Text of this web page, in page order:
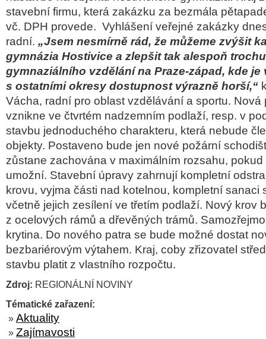
stavební firmu, která zakázku za bezmála
vč. DPH provede. Vyhlášení veřejné zakázky
radní. „Jsem nesmírně rád, že můžeme zvýšit
gymnázia Hostivice a zlepšit tak alespoň
gymnaziálního vzdělání na Praze-západ, kde je
s ostatními okresy dostupnost výrazně horší,“
Vácha, radní pro oblast vzdělávání a sportu. Nová
vznikne ve čtvrtém nadzemním podlaží, resp. v
stavbu jednoduchého charakteru, která nebude
objekty. Postaveno bude jen nové požární
zůstane zachována v maximálním rozsahu,
umožní. Stavební úpravy zahrnují kompletní
krovu, vyjma části nad kotelnou, kompletní sanaci
včetně jejich zesílení ve třetím podlaží. Nový krov
z ocelových rámů a dřevěných trámů.
krytina. Do nového patra se bude možné dostat
bezbariérovým výtahem. Kraj, coby zřizovatel
stavbu platit z vlastního rozpočtu.
Zdroj: REGIONÁLNÍ NOVINY
Tématické zařazení:
» Aktuality
» Zajímavosti